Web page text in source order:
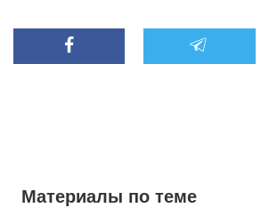
Материалы по теме